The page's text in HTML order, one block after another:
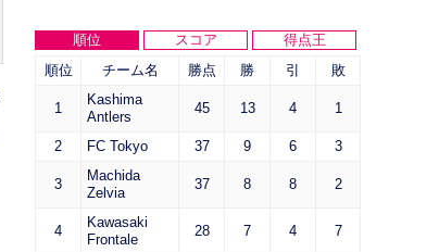
順位 スコア
得点王
順位
チーム名 勝点 勝 引 敗
1
Kashima
Antlers
45 13 4 1
2 FC Tokyo 37 9 6 3
3
Machida
Zelvia
37 8 8 2
4
Kawasaki
Frontale
28 7 4 7